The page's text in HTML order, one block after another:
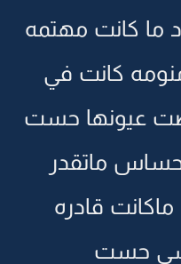
ما كانت مهتمه
كانت في
عيونها حست
ماتقدر
قادره
شي حست